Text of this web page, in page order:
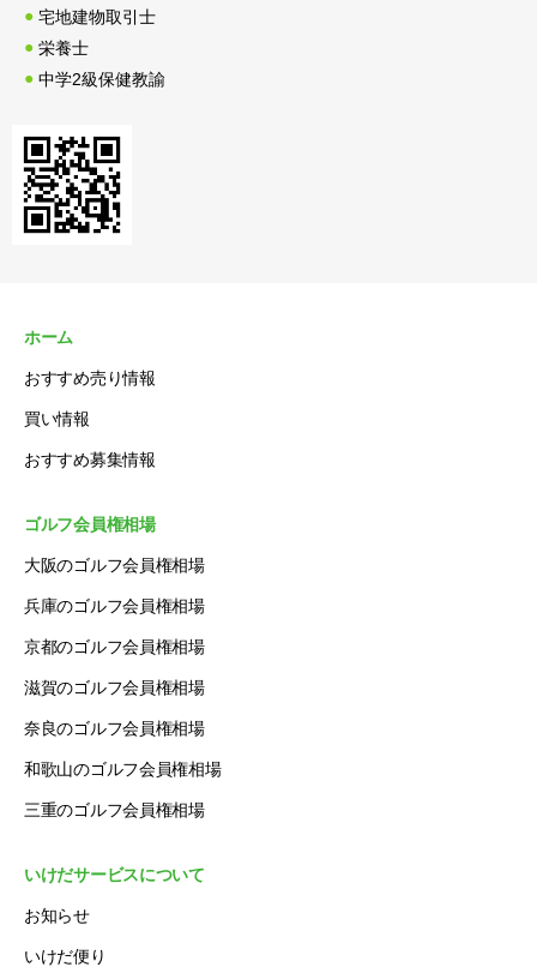
宅地建物取引士
栄養士
中学2級保健教諭
ホーム
おすすめ売り情報
買い情報
おすすめ募集情報
ゴルフ会員権相場
大阪のゴルフ会員権相場
兵庫のゴルフ会員権相場
京都のゴルフ会員権相場
滋賀のゴルフ会員権相場
奈良のゴルフ会員権相場
和歌山のゴルフ会員権相場
三重のゴルフ会員権相場
いけだサービスについて
お知らせ
いけだ便り